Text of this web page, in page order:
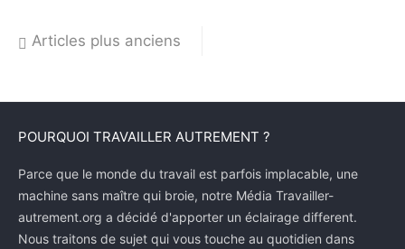
Navigation
Articles plus anciens
POURQUOI TRAVAILLER AUTREMENT ?
Parce que le monde du travail est parfois implacable, une
machine sans maître qui broie, notre Média Travailler-
autrement.org a décidé d'apporter un éclairage different.
Nous traitons de sujet qui vous touche au quotidien dans